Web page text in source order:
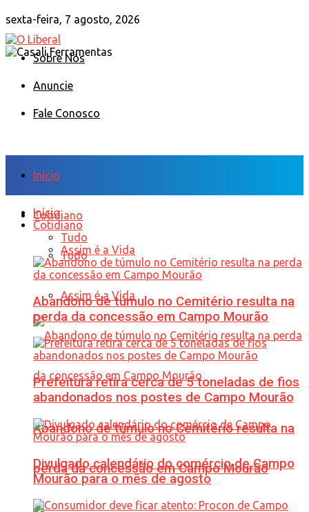
sexta-feira, 7 agosto, 2026
Sobre Nós
Anuncie
Fale Conosco
Início
Cotidiano
Tudo
Assim é a Vida
Abandono de túmulo no Cemitério resulta na
perda da concessão em Campo Mourão
Início
Cotidiano
Tudo
Assim é a Vida
Abandono de túmulo no Cemitério resulta na
perda da concessão em Campo Mourão
Prefeitura retira cerca de 5 toneladas de fios
abandonados nos postes de Campo Mourão
Divulgado calendário do comércio de Campo
Mourão para o mês de agosto